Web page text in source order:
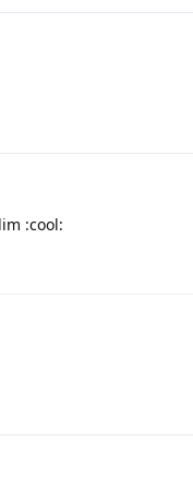
:cool: